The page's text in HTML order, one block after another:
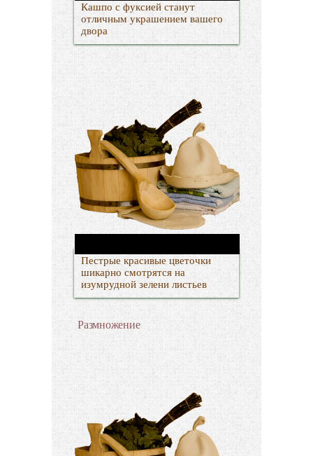
Кашпо с фуксией станут
отличным украшением вашего
двора
Пестрые красивые цветочки
шикарно смотрятся на
изумрудной зелени листьев
Размножение